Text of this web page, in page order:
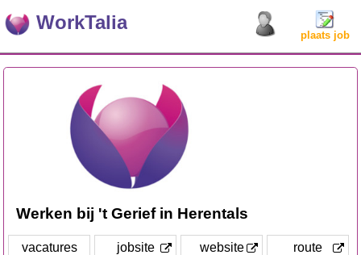
WorkTalia
plaats job
Werken bij 't Gerief in Herentals
vacatures jobsite website route